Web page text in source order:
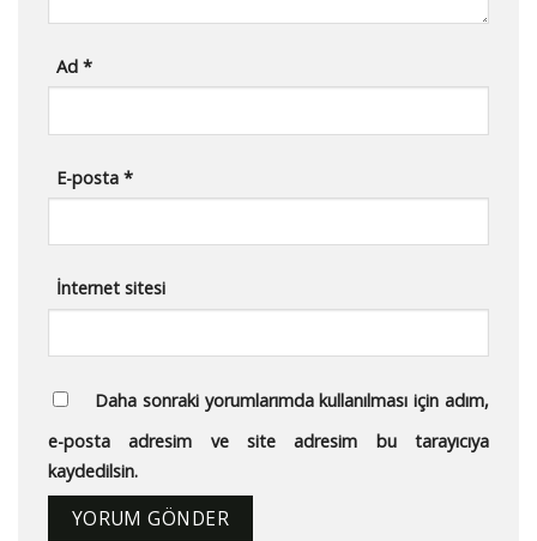
Ad*
E-posta*
İnternet sitesi
Daha sonraki yorumlarımda kullanılması için adım,
e-posta adresim ve site adresim bu tarayıcıya
kaydedilsin.